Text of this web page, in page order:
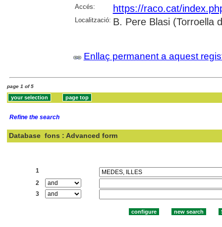
Accés: https://raco.cat/
Localització: B. Pere Blasi (Torroella
Enllaç permanent a aquest
page 1 of 5
Refine the search
Database fons : Advanced form
1
2
3